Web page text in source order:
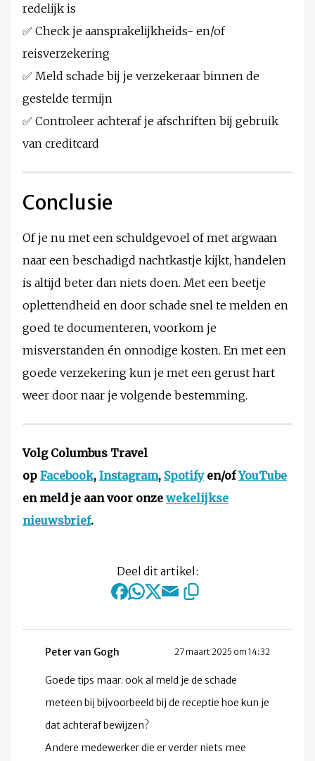
redelijk is
✅ Check je aansprakelijkheids- en/of
reisverzekering
✅ Meld schade bij je verzekeraar binnen de
gestelde termijn
✅ Controleer achteraf je afschriften bij gebruik
van creditcard
Conclusie
Of je nu met een schuldgevoel of met argwaan
naar een beschadigd nachtkastje kijkt, handelen
is altijd beter dan niets doen. Met een beetje
oplettendheid en door schade snel te melden en
goed te documenteren, voorkom je
misverstanden én onnodige kosten. En met een
goede verzekering kun je met een gerust hart
weer door naar je volgende bestemming.
Volg Columbus Travel
op Facebook, Instagram, Spotifyen/ofYouTube
en meld je aan voor onze wekelijkse
nieuwsbrief.
Deel dit artikel:
Peter van Gogh 27 maart 2025 om 14:32
Goede tips maar: ook al meld je de schade
meteen bij bijvoorbeeld bij de receptie hoe kun je
dat achteraf bewijzen?
Andere medewerker die er verder niets mee